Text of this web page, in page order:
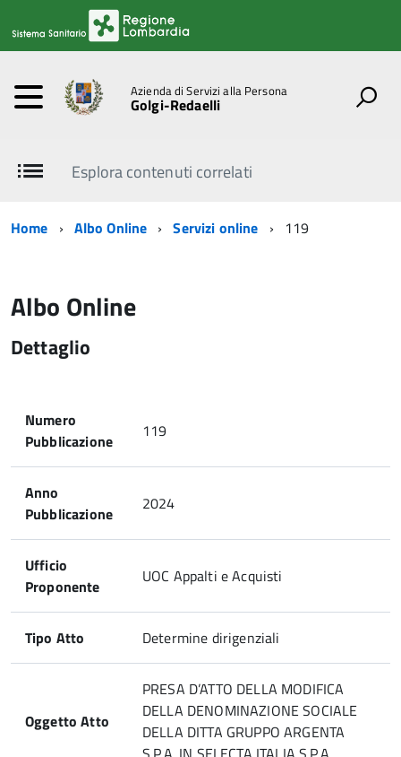
Azienda di Servizi alla Persona
Golgi-Redaelli
Esplora contenuti correlati
Home Albo Online Servizi online 119
Albo Online
Dettaglio
Numero
Pubblicazione
119
Anno
Pubblicazione
2024
Ufficio
Proponente
UOC Appalti e Acquisti
Tipo Atto Determine dirigenziali
Oggetto Atto
PRESA D’ATTO DELLA MODIFICA
DELLA DENOMINAZIONE SOCIALE
DELLA DITTA GRUPPO ARGENTA